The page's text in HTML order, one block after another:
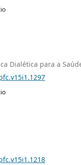
Dialética para a